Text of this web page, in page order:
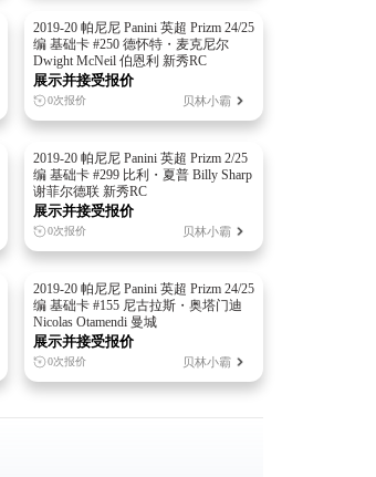
2019-20 帕尼尼 Panini 英超 Prizm 24/25
编 基础卡 #250 德怀特・麦克尼尔
Dwight McNeil 伯恩利 新秀RC
展示并接受报价
0次报价 贝林小霸
2019-20 帕尼尼 Panini 英超 Prizm 2/25
编 基础卡 #299 比利・夏普 Billy Sharp
谢菲尔德联 新秀RC
展示并接受报价
0次报价 贝林小霸
2019-20 帕尼尼 Panini 英超 Prizm 24/25
编 基础卡 #155 尼古拉斯・奥塔门迪
Nicolas Otamendi 曼城
展示并接受报价
0次报价 贝林小霸